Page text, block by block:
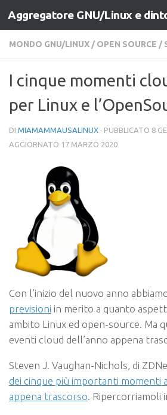
Salta al contenuto
Aggregatore GNU/Linux e
MONDO GNU/LINUX / OPEN SOURCE /
I cinque momenti
per Linux e
DI MIAMAMMAUSALINUX · PUBBLICATO 8
AGGIORNATO 17 MARZO 2020
Con l’inizio del nuovo anno
previsioni in merito a quanto
ambito Linux ed open-source. Ma
eventi cloud dell’anno appena
Steven J. Vaughan-Nichols, di
dei cinque più importanti momenti
appena trascorso. Ripercorriamoli